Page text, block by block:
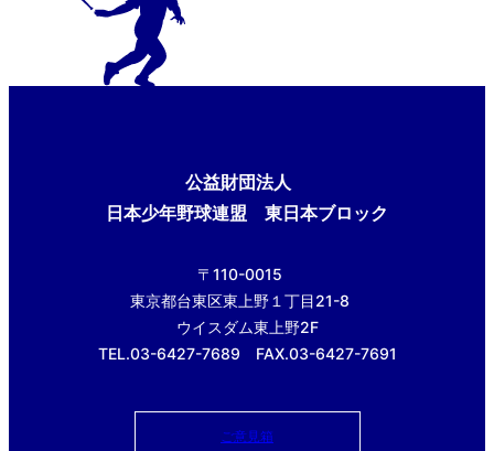
公益財団法人
日本少年野球連盟 東日本ブロック
〒110-0015
東京都台東区東上野１丁目21-8
ウイスダム東上野2F
TEL.03-6427-7689 FAX.03-6427-7691
ご意見箱